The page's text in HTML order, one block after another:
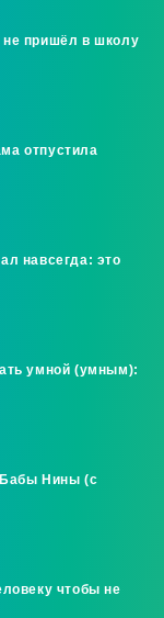
не пришёл в школу
отпустила
навсегда: это
умной (умным):
Бабы Нины (с
чтобы не